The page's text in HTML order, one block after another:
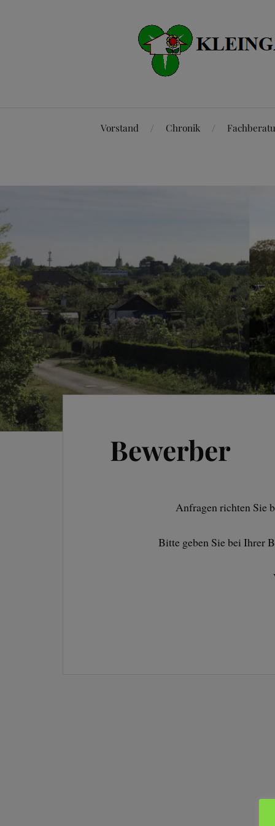
Vorstand Chronik
Bewerber
Anfragen richten Sie
Bitte geben Sie bei Ihrer